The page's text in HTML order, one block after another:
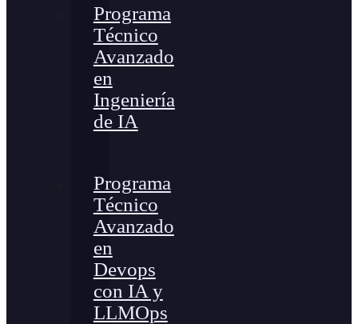
Programa
Técnico
Avanzado
en
Ingeniería
de IA
Programa
Técnico
Avanzado
en
Devops
con IA y
LLMOps